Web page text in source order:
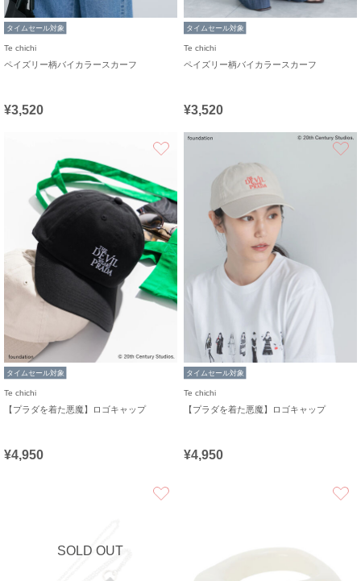
タイムセール対象
Te chichi
ペイズリー柄バイカラースカーフ
¥3,520
タイムセール対象
Te chichi
ペイズリー柄バイカラースカーフ
¥3,520
お気に入り
タイムセール対象
Te chichi
【プラダを着た悪魔】ロゴキャップ
¥4,950
タイムセール対象
Te chichi
【プラダを着た悪魔】ロゴキャップ
¥4,950
SOLD OUT